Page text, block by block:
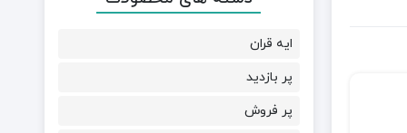
ایه قران
پر بازدید
پر فروش